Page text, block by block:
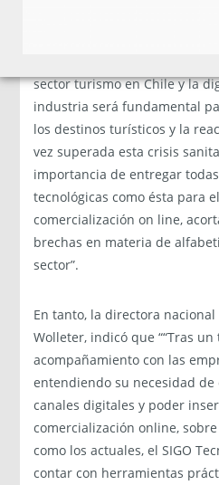
sector turismo en Chile y la
industria será fundamental
los destinos turísticos y la
vez superada esta crisis
importancia de entregar
tecnológicas como ésta para
comercialización on line,
brechas en materia de
sector”.
En tanto, la directora
Wolleter, indicó que ““Tras
acompañamiento con las
entendiendo su necesidad de
canales digitales y poder
comercialización online,
como los actuales, el SIGO
contar con herramientas